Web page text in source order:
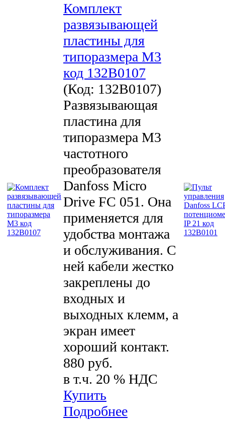
Комплект
развязывающей
пластины для
типоразмера М3
код 132B0107
(Код: 132B0107)
Развязывающая
пластина для
типоразмера М3
частотного
преобразователя
Danfoss Micro
Drive FC 051. Она
применяется для
удобства монтажа
и обслуживания. С
ней кабели жестко
закреплены до
входных и
выходных клемм, а
экран имеет
хороший контакт.
880 руб.
в т.ч. 20 % НДС
Купить
Подробнее